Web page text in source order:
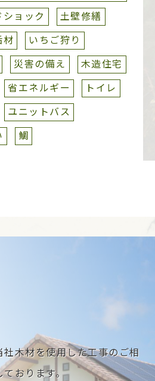
ショック
土壁修繕
材
いちご狩り
災害の備え
木造住宅
省エネルギー
トイレ
ユニットバス
鯛
木材を使用した工事のご相
おります。